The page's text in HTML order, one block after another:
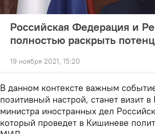
Российская Федерация и
полностью раскрыть
19 ноября 2021, 15:20
В данном контексте важным
позитивный настрой, станет визит
министра иностранных дел
который проведет в Кишиневе